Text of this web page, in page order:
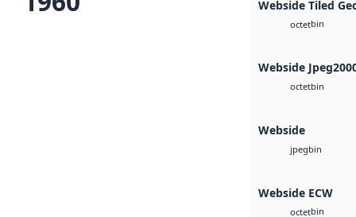
Webside Tiled
octetbin
Webside
octetbin
Webside
jpegbin
Webside ECW
octetbin